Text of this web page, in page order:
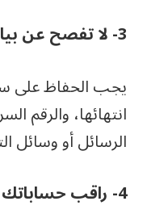
3- لا تفصح عن بيانات بطاقتك البنكية
يجب الحفاظ على
الرسائل أو وسائل
4- راقب حساباتك ومعاملاتك بشكل دوري